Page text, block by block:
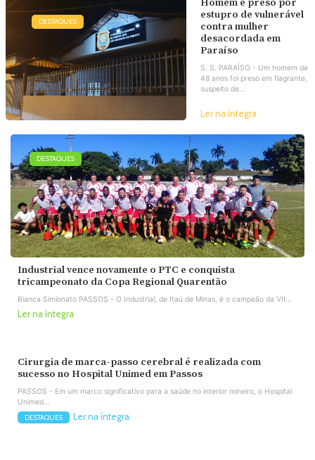
DESTAQUES
Homem é preso por
estupro de vulnerável
contra mulher
desacordada em
Paraíso
S. S. PARAÍSO - Um homem de
48 anos foi preso em flagrante,
suspeito de...
Ler na íntegra
DESTAQUES
Industrial vence novamente o PTC e conquista
tricampeonato da Copa Regional Quarentão
Bianca Simionato PASSOS - O Industrial, de Itaú de Minas, é o campeão da VII...
Ler na íntegra
Cirurgia de marca-passo cerebral é realizada com
sucesso no Hospital Unimed em Passos
PASSOS - Em um marco significativo para a saúde no interior mineiro, o Hospital
Unimed...
DESTAQUES Ler na íntegra